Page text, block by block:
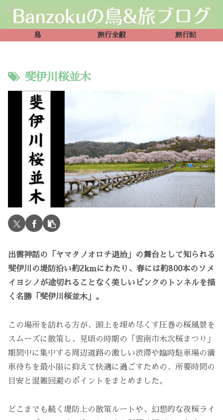
鳥 旅行全般 旅行記
斐伊川桜並木
出雲神話の「ヤマタノオロチ退治」の舞台として知られる
斐伊川の堤防沿い約2kmにわたり、春には約800本のソメ
イヨシノが途切れることなく美しいピンクのトンネルを描
く名勝「斐伊川桜並木」。
この場所を訪れる方が、頭上を埋め尽くす圧巻の桜風景を
スムーズに散策し、見頃の時期の「雲南市木次桜まつり」
期間中に集中する周辺道路の激しい渋滞や臨時駐車場の満
車待ちを最小限に抑えて快適に過ごすための、所要時間の
目安と混雑回避のポイントをまとめました。
どこまでも続く堤防上の散策ルートや、幻想的な夜桜ライ